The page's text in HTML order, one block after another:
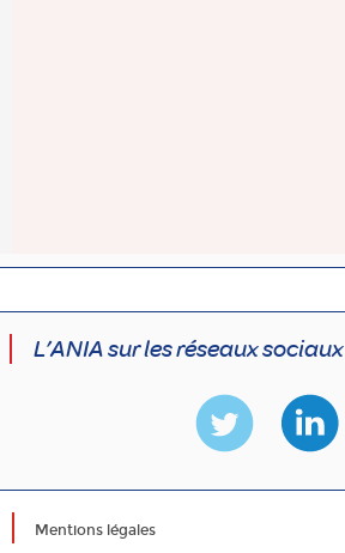
L’ANIA sur les réseaux sociaux
Mentions légales